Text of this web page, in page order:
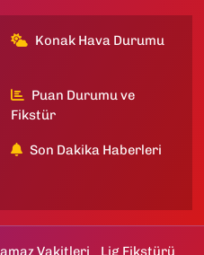
Konak Hava Durumu
Puan Durumu ve
Fikstür
Son Dakika Haberleri
Vakitleri Lig Fikstürü